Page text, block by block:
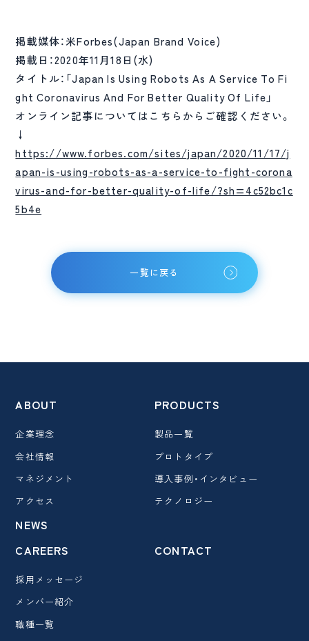
掲載媒体：米Forbes(Japan Brand Voice)
掲載日：2020年11月18日(水)
タイトル：「Japan Is Using Robots As A Service To Fi
ght Coronavirus And For Better Quality Of Life」
オンライン記事についてはこちらからご確認ください。
↓
https://www.forbes.com/sites/japan/2020/11/17/j
apan-is-using-robots-as-a-service-to-fight-corona
virus-and-for-better-quality-of-life/?sh=4c52bc1c
5b4e
一覧に戻る
ABOUT
企業理念
会社情報
マネジメント
アクセス
PRODUCTS
製品一覧
プロトタイプ
導入事例・インタビュー
テクノロジー
NEWS
CAREERS
採用メッセージ
メンバー紹介
職種一覧
CONTACT